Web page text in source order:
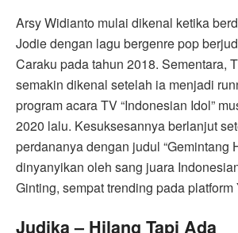
Arsy Widianto mulai dikenal ketika
Jodie dengan lagu bergenre pop
Caraku pada tahun 2018. Sementara,
semakin dikenal setelah ia menjadi
program acara TV “Indonesian Idol”
2020 lalu. Kesuksesannya berlanjut
perdananya dengan judul “Gemintang
dinyanyikan oleh sang juara
Ginting, sempat trending pada platform
Judika – Hilang Tapi Ada